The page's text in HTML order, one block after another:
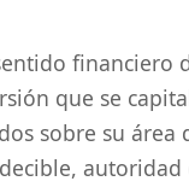
financiero
que se
sobre su área
autoridad